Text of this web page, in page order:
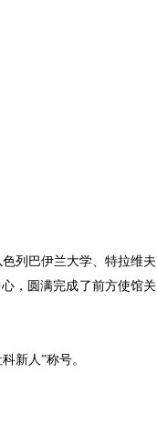
列巴伊兰大学、特拉维夫
，圆满完成了前方使馆关
新人”称号。